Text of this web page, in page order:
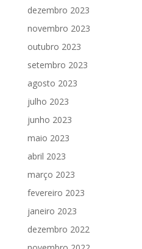
dezembro 2023
novembro 2023
outubro 2023
setembro 2023
agosto 2023
julho 2023
junho 2023
maio 2023
abril 2023
março 2023
fevereiro 2023
janeiro 2023
dezembro 2022